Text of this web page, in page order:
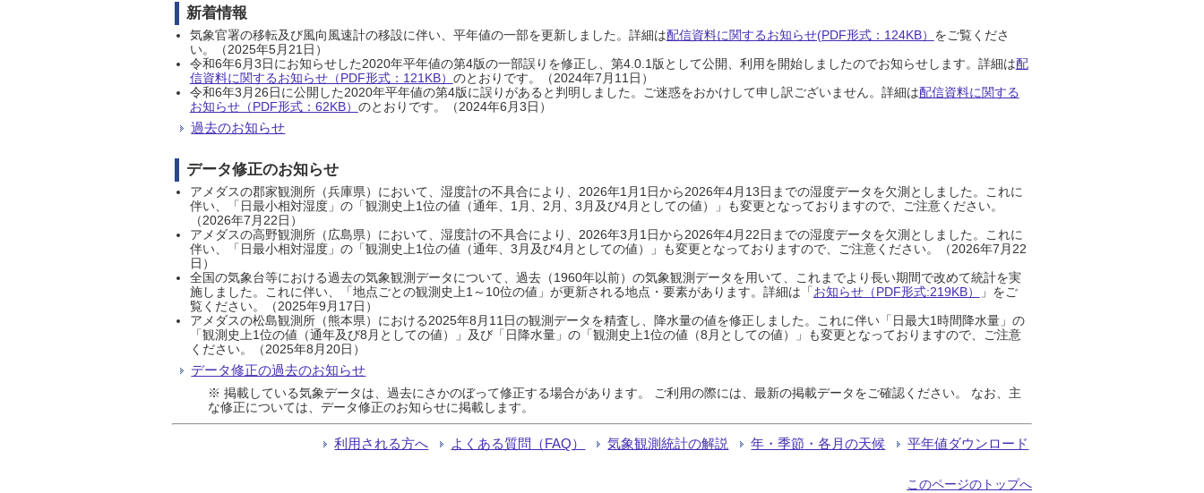
新着情報
気象官署の移転及び風向風速計の移設に伴い、平年値の一部を更新しました。詳細は配信資料に関するお知らせ(PDF形式：124KB） をご覧くださ
い。（2025年5月21日）
令和6年6月3日にお知らせした2020年平年値の第4版の一部誤りを修正し、第4.0.1版として公開、利用を開始しましたのでお知らせします。詳細は配
信資料に関するお知らせ（PDF形式：121KB） のとおりです。（2024年7月11日）
令和6年3月26日に公開した2020年平年値の第4版に誤りがあると判明しました。ご迷惑をおかけして申し訳ございません。詳細は配信資料に関する
お知らせ（PDF形式：62KB） のとおりです。（2024年6月3日）
過去のお知らせ
データ修正のお知らせ
アメダスの郡家観測所（兵庫県）において、湿度計の不具合により、2026年1月1日から2026年4月13日までの湿度データを欠測としました。これに
伴い、「日最小相対湿度」の「観測史上1位の値（通年、1月、2月、3月及び4月としての値）」も変更となっておりますので、ご注意ください。
（2026年7月22日）
アメダスの高野観測所（広島県）において、湿度計の不具合により、2026年3月1日から2026年4月22日までの湿度データを欠測としました。これに
伴い、「日最小相対湿度」の「観測史上1位の値（通年、3月及び4月としての値）」も変更となっておりますので、ご注意ください。（2026年7月22
日）
全国の気象台等における過去の気象観測データについて、過去（1960年以前）の気象観測データを用いて、これまでより長い期間で改めて統計を実
施しました。これに伴い、「地点ごとの観測史上1～10位の値」が更新される地点・要素があります。詳細は「お知らせ（PDF形式:219KB）
」をご
覧ください。（2025年9月17日）
アメダスの松島観測所（熊本県）における2025年8月11日の観測データを精査し、降水量の値を修正しました。これに伴い「日最大1時間降水量」の
「観測史上1位の値（通年及び8月としての値）」及び「日降水量」の「観測史上1位の値（8月としての値）」も変更となっておりますので、ご注意
ください。（2025年8月20日）
データ修正の過去のお知らせ
※ 掲載している気象データは、過去にさかのぼって修正する場合があります。 ご利用の際には、最新の掲載データをご確認ください。 なお、主
な修正については、データ修正のお知らせに掲載します。
利用される方へ よくある質問（FAQ） 気象観測統計の解説 年・季節・各月の天候 平年値ダウンロード
このページのトップへ